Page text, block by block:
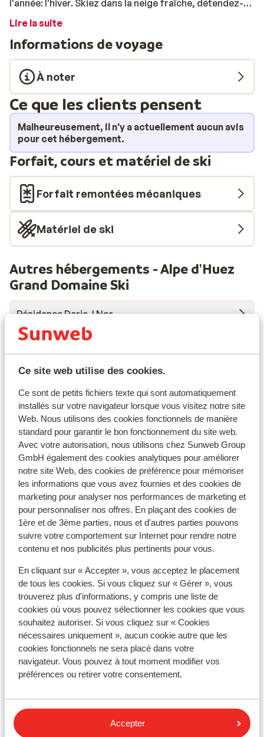
Ce site web utilise des cookies.
Ce sont de petits fichiers texte qui sont automatiquement
installés sur votre navigateur lorsque vous visitez notre site
Web. Nous utilisons des cookies fonctionnels de manière
standard pour garantir le bon fonctionnement du site web.
Avec votre autorisation, nous utilisons chez Sunweb Group
GmbH également des cookies analytiques pour améliorer
notre site Web, des cookies de préférence pour mémoriser
les informations que vous avez fournies et des cookies de
marketing pour analyser nos performances de marketing et
pour personnaliser nos offres. En plaçant des cookies de
1ère et de 3ème parties, nous et d'autres parties pouvons
suivre votre comportement sur Internet pour rendre notre
contenu et nos publicités plus pertinents pour vous.
En cliquant sur « Accepter », vous acceptez le placement
de tous les cookies. Si vous cliquez sur « Gérer », vous
trouverez plus d'informations, y compris une liste de
cookies où vous pouvez sélectionner les cookies que vous
souhaitez autoriser. Si vous cliquez sur « Cookies
nécessaires uniquement », aucun cookie autre que les
cookies fonctionnels ne sera placé dans votre
navigateur. Vous pouvez à tout moment modifier vos
préférences ou retirer votre consentement.
Accepter
l'année: l'hiver. Skiez dans la neige fraîche, détendez-
vous au soleil puis, faites la fête sur les pistes. Vous
samedi) ou de 8 jours (samedi – samedi). Tous les
forfaits comprennent un billet Mountain Stage,
l’hébergement et le forfait de ski. Chalet Ysengrin Le
Chalet Ysengrin est très bien situé à Vaujany, à
seulement 100m du centre et 250m des premières
remontées mécaniques. Après le ski, vous pourrez
profiter des bars de la station ou rentrer au chalet,
idéal pour accueillir un petit groupe. Après une journée
passée sur les pistes ou dans le village de Vaujany, vous
pourrez vous réchauffer auprès de la cheminée et
préparer ensemble un repas dans la grande cuisine. Un
jacuzzi est également à votre disposition.
Lire la suite
Informations de voyage
À noter
Ce que les clients pensent
Malheureusement, il n'y a actuellement aucun avis
pour cet hébergement.
Forfait, cours et matériel de ski
Forfait remontées mécaniques
Matériel de ski
Autres hébergements - Alpe d'Huez
Grand Domaine Ski
Résidence Daria-I Nor
Hôtel Le Castillan
Village Club du Soleil Oz en Oisans
Residence le Claret I & II
Résidence Prestige Phoenix A
Chalet Marguerite
Appart'hôtel Prestige Odalys l'Eclose
Residence Les Edelweiss
Résidence Vacanceole les Hauts de Vaujany
Résidence le Saphir
Pierre & Vacances Les Bergers